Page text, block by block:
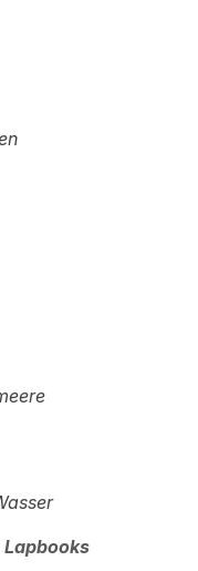
Lapbooks